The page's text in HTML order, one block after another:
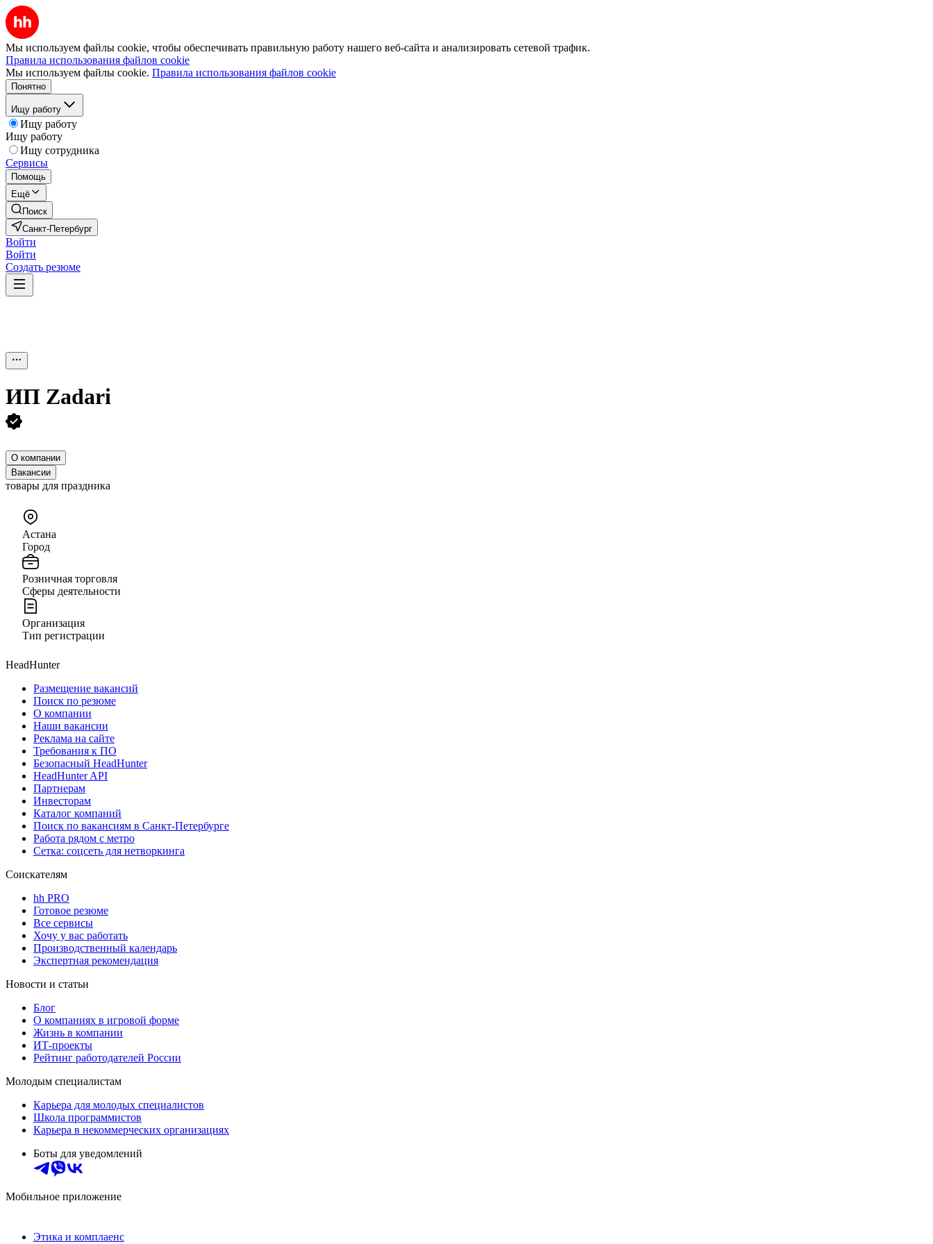
Мы используем файлы cookie, чтобы обеспечивать правильную работу нашего веб-сайта и анализировать сетевой трафик.
Правила использования файлов cookie
Мы используем файлы cookie. Правила использования файлов cookie
Понятно
Ищу работу
Ищу работу
Ищу работу
Ищу сотрудника
Сервисы
Помощь
Ещё
Поиск
Санкт-Петербург
Войти
Войти
Создать резюме
ИП Zadari
О компании
Вакансии
товары для праздника
Астана
Город
Розничная торговля
Сферы деятельности
Организация
Тип регистрации
HeadHunter
Размещение вакансий
Поиск по резюме
О компании
Наши вакансии
Реклама на сайте
Требования к ПО
Безопасный HeadHunter
HeadHunter API
Партнерам
Инвесторам
Каталог компаний
Поиск по вакансиям в Санкт-Петербурге
Работа рядом с метро
Сетка: соцсеть для нетворкинга
Соискателям
hh PRO
Готовое резюме
Все сервисы
Хочу у вас работать
Производственный календарь
Экспертная рекомендация
Новости и статьи
Блог
О компаниях в игровой форме
Жизнь в компании
ИТ-проекты
Рейтинг работодателей России
Молодым специалистам
Карьера для молодых специалистов
Школа программистов
Карьера в некоммерческих организациях
Боты для уведомлений
Мобильное приложение
Этика и комплаенс